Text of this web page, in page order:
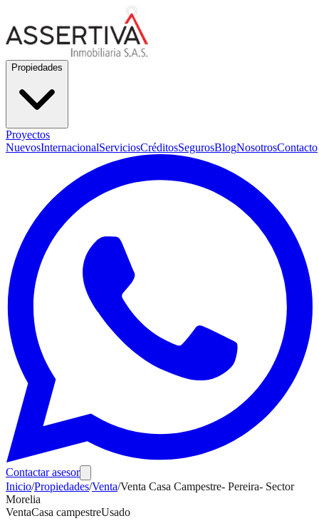
Propiedades
Proyectos
NuevosInternacionalServiciosCréditosSegurosBlogNosotrosContacto
Contactar asesor
Inicio/Propiedades/Venta/Venta Casa Campestre- Pereira- Sector
Morelia
VentaCasa campestreUsado